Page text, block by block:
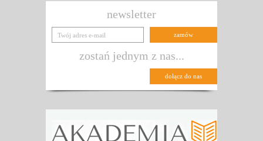
newsletter
zostań jednym z nas...